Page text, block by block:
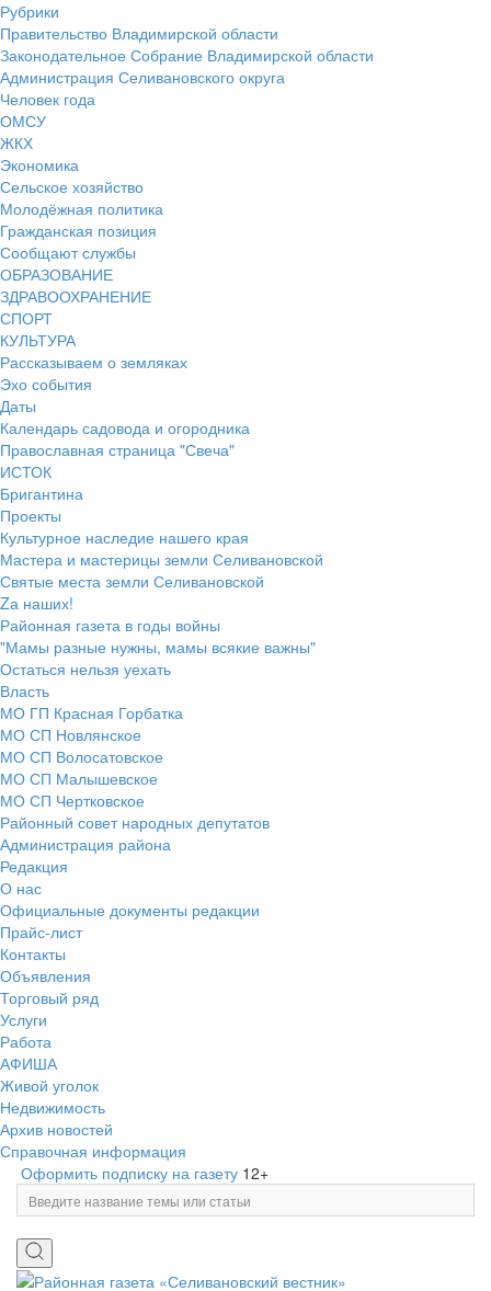
Рубрики
Правительство Владимирской области
Законодательное Собрание Владимирской области
Администрация Селивановского округа
Человек года
ОМСУ
ЖКХ
Экономика
Сельское хозяйство
Молодёжная политика
Гражданская позиция
Сообщают службы
ОБРАЗОВАНИЕ
ЗДРАВООХРАНЕНИЕ
СПОРТ
КУЛЬТУРА
Рассказываем о земляках
Эхо события
Даты
Календарь садовода и огородника
Православная страница "Свеча"
ИСТОК
Бригантина
Проекты
Культурное наследие нашего края
Мастера и мастерицы земли Селивановской
Святые места земли Селивановской
Zа наших!
Районная газета в годы войны
"Мамы разные нужны, мамы всякие важны"
Остаться нельзя уехать
Власть
МО ГП Красная Горбатка
МО СП Новлянское
МО СП Волосатовское
МО СП Малышевское
МО СП Чертковское
Районный совет народных депутатов
Администрация района
Редакция
О нас
Официальные документы редакции
Прайс-лист
Контакты
Объявления
Торговый ряд
Услуги
Работа
АФИША
Живой уголок
Недвижимость
Архив новостей
Справочная информация
Оформить подписку на газету 12+